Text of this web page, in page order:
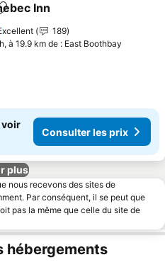
à mes favoris
Inn
189
à 19.9 km de : East Boothbay
voir
Consulter les prix
plus
nous recevons des sites de
Par conséquent, il se peut que
pas la même que celle du site de
hébergements